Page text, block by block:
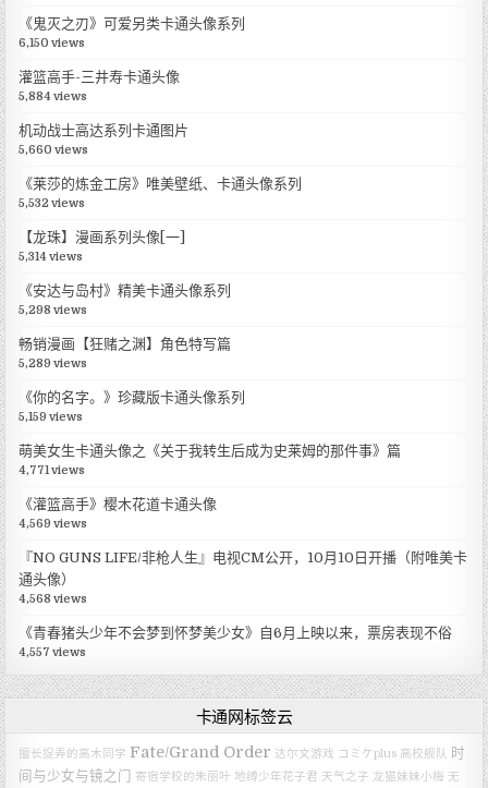
《鬼灭之刃》可爱另类卡通头像系列
6,150 views
灌篮高手-三井寿卡通头像
5,884 views
机动战士高达系列卡通图片
5,660 views
《莱莎的炼金工房》唯美壁纸、卡通头像系列
5,532 views
【龙珠】漫画系列头像[一]
5,314 views
《安达与岛村》精美卡通头像系列
5,298 views
畅销漫画【狂赌之渊】角色特写篇
5,289 views
《你的名字。》珍藏版卡通头像系列
5,159 views
萌美女生卡通头像之《关于我转生后成为史莱姆的那件事》篇
4,771 views
《灌篮高手》樱木花道卡通头像
4,569 views
『NO GUNS LIFE/非枪人生』电视CM公开，10月10日开播（附唯美卡
通头像）
4,568 views
《青春猪头少年不会梦到怀梦美少女》自6月上映以来，票房表现不俗
4,557 views
卡通网标签云
擅长捉弄的高木同学 Fate/Grand Order 达尔文游戏 コミケplus 高校舰队 时
间与少女与镜之门
寄宿学校的朱丽叶 地缚少年花子君 天气之子 龙猫妹妹小梅 无